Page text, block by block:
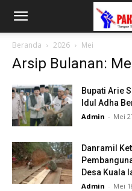
Beranda 2026 Mei
Arsip Bulanan:
Bupati Arie
Idul Adha
Admin - Mei
Danramil
Desa Kuala
Admin - Mei